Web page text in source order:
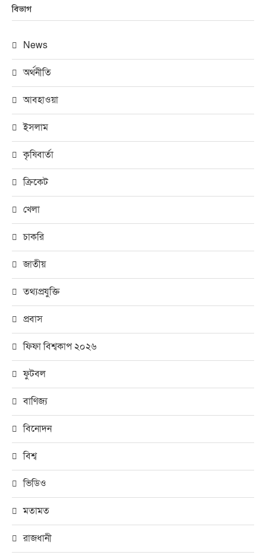
বিভাগ
News
অর্থনীতি
আবহাওয়া
ইসলাম
কৃষিবার্তা
ক্রিকেট
খেলা
চাকরি
জাতীয়
তথ্যপ্রযুক্তি
প্রবাস
ফিফা বিশ্বকাপ ২০২৬
ফুটবল
বাণিজ্য
বিনোদন
বিশ্ব
ভিডিও
মতামত
রাজধানী